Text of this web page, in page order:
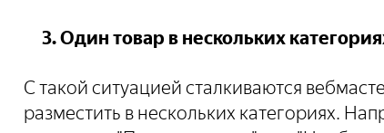
3. Один товар в нескольких
С такой ситуацией сталкиваются
разместить в нескольких категориях.